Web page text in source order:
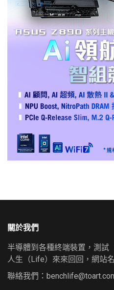
關於我們
半導體到各種終端裝置，測試
人生（Life）來來回回，網站
聯絡我們：